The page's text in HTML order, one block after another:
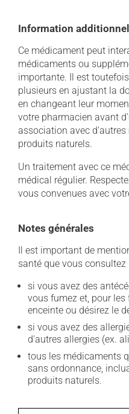
Information
Ce médicament peut
médicaments ou
importante. Il est
plusieurs en ajustant la
en changeant leur
votre pharmacien avant
association avec
produits naturels.
Un traitement avec ce
médical régulier.
vous convenues avec
Notes générales
Il est important de
santé que vous consultez
si vous avez des
vous fumez et, pour
enceinte ou désirez le
si vous avez des
d'autres allergies (ex.
tous les médicaments
sans ordonnance,
produits naturels.